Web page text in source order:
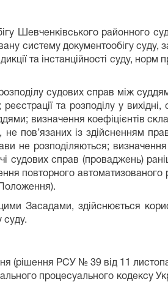
районного
систему документообігу суду,
та інстанційності суду, норм
судових справ між
та розподілу у
визначення коефіцієнтів
пов’язаних із здійсненням
не розподіляються; визначення
судових справ (проваджень)
повторного
Засадами, здійснюється
суду.
(рішення РСУ № 39 від 11
процесуального кодексу